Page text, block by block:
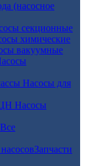
(насосное
секционные
химические
вакуумные
Насосы для
Насосы
Все
Запчасти